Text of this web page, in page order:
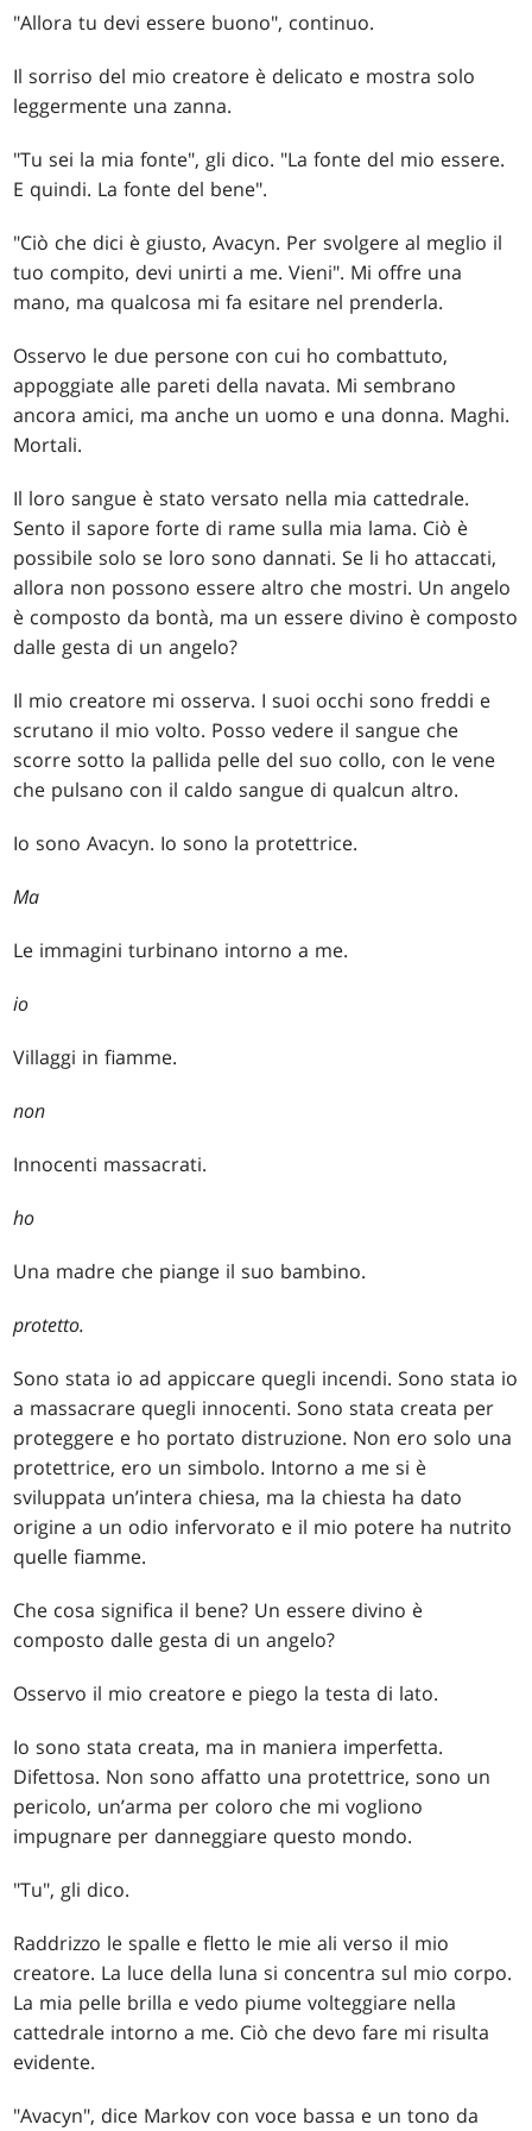
"Allora tu devi essere buono", continuo.
Il sorriso del mio creatore è delicato e mostra solo
leggermente una zanna.
"Tu sei la mia fonte", gli dico. "La fonte del mio essere.
E quindi. La fonte del bene".
"Ciò che dici è giusto, Avacyn. Per svolgere al meglio il
tuo compito, devi unirti a me. Vieni". Mi offre una
mano, ma qualcosa mi fa esitare nel prenderla.
Osservo le due persone con cui ho combattuto,
appoggiate alle pareti della navata. Mi sembrano
ancora amici, ma anche un uomo e una donna. Maghi.
Mortali.
Il loro sangue è stato versato nella mia cattedrale.
Sento il sapore forte di rame sulla mia lama. Ciò è
possibile solo se loro sono dannati. Se li ho attaccati,
allora non possono essere altro che mostri. Un angelo
è composto da bontà, ma un essere divino è composto
dalle gesta di un angelo?
Il mio creatore mi osserva. I suoi occhi sono freddi e
scrutano il mio volto. Posso vedere il sangue che
scorre sotto la pallida pelle del suo collo, con le vene
che pulsano con il caldo sangue di qualcun altro.
Io sono Avacyn. Io sono la protettrice.
Ma
Le immagini turbinano intorno a me.
io
Villaggi in fiamme.
non
Innocenti massacrati.
ho
Una madre che piange il suo bambino.
protetto.
Sono stata io ad appiccare quegli incendi. Sono stata io
a massacrare quegli innocenti. Sono stata creata per
proteggere e ho portato distruzione. Non ero solo una
protettrice, ero un simbolo. Intorno a me si è
sviluppata un’intera chiesa, ma la chiesta ha dato
origine a un odio infervorato e il mio potere ha nutrito
quelle fiamme.
Che cosa significa il bene? Un essere divino è
composto dalle gesta di un angelo?
Osservo il mio creatore e piego la testa di lato.
Io sono stata creata, ma in maniera imperfetta.
Difettosa. Non sono affatto una protettrice, sono un
pericolo, un’arma per coloro che mi vogliono
impugnare per danneggiare questo mondo.
"Tu", gli dico.
Raddrizzo le spalle e fletto le mie ali verso il mio
creatore. La luce della luna si concentra sul mio corpo.
La mia pelle brilla e vedo piume volteggiare nella
cattedrale intorno a me. Ciò che devo fare mi risulta
evidente.
"Avacyn", dice Markov con voce bassa e un tono da